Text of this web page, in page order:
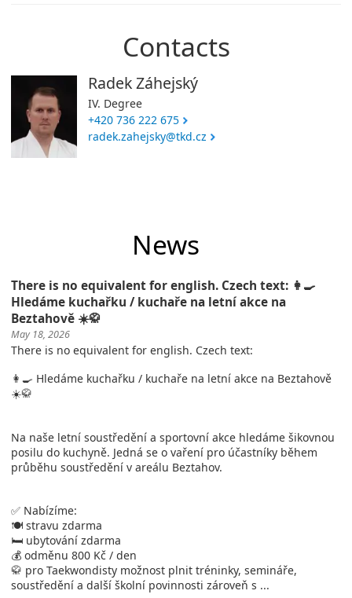
Contacts
Radek Záhejský
IV. Degree
+420 736 222 675
radek.zahejsky@tkd.cz
News
There is no equivalent for english. Czech text: 👩‍🍳
Hledáme kuchařku / kuchaře na letní akce na
Beztahově ☀️🥋
May 18, 2026
There is no equivalent for english. Czech text:
👩‍🍳 Hledáme kuchařku / kuchaře na letní akce na Beztahově
☀️🥋
Na naše letní soustředění a sportovní akce hledáme šikovnou
posilu do kuchyně. Jedná se o vaření pro účastníky během
průběhu soustředění v areálu Beztahov.
✅ Nabízíme:
🍽️ stravu zdarma
🛏️ ubytování zdarma
💰 odměnu 800 Kč / den
🥋 pro Taekwondisty možnost plnit tréninky, semináře,
soustředění a další školní povinnosti zároveň s ...